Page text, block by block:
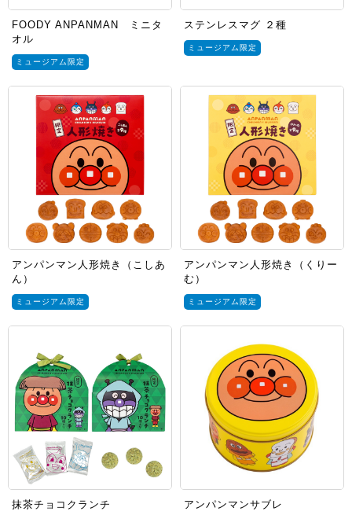
FOODY ANPANMAN ミニタ
オル
ミュージアム限定
ステンレスマグ ２種
ミュージアム限定
アンパンマン人形焼き（こしあ
ん）
ミュージアム限定
アンパンマン人形焼き（くりー
む）
ミュージアム限定
抹茶チョコクランチ アンパンマンサブレ